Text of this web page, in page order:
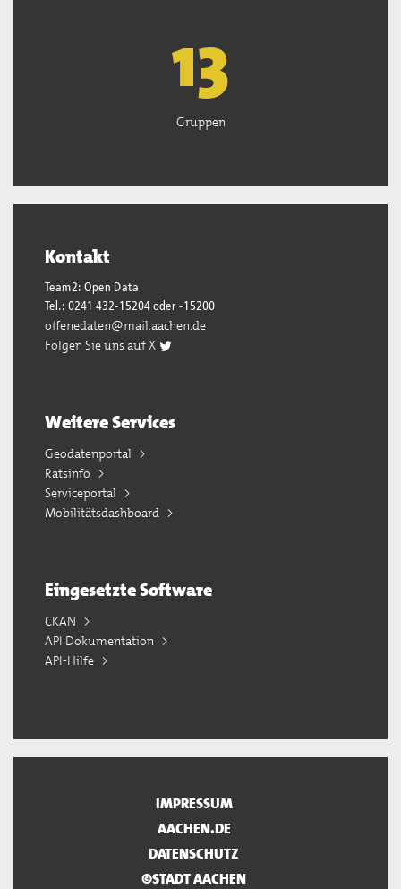
13
Gruppen
Kontakt
Team2: Open Data
Tel.: 0241 432-15204 oder -15200
offenedaten@mail.aachen.de
Folgen Sie uns auf X
Weitere Services
Geodatenportal
Ratsinfo
Serviceportal
Mobilitätsdashboard
Eingesetzte Software
CKAN
API Dokumentation
API-Hilfe
IMPRESSUM
AACHEN.DE
DATENSCHUTZ
©STADT AACHEN